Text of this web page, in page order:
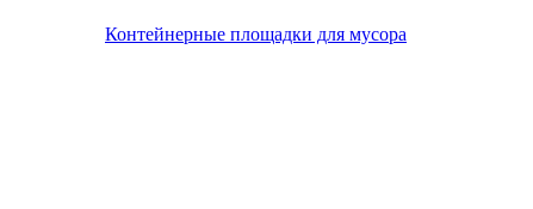
Контейнерные площадки для мусора